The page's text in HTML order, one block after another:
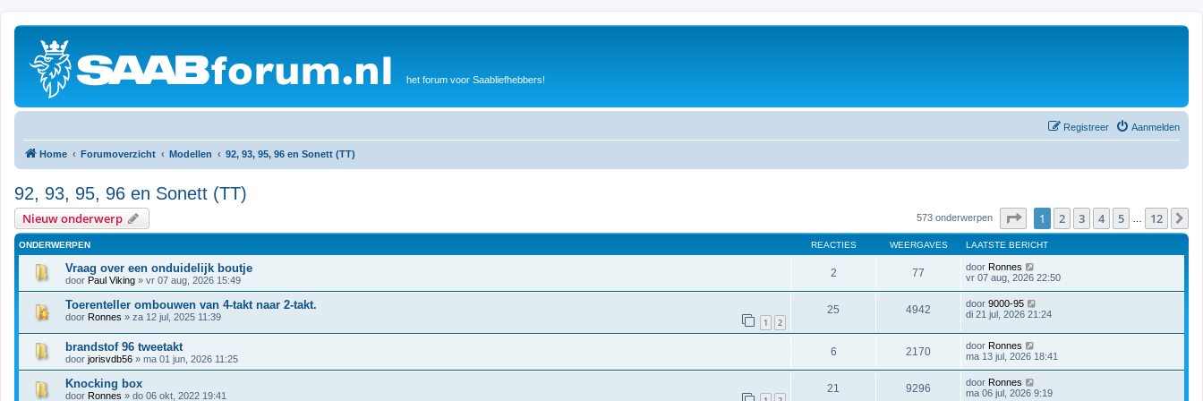
het forum voor Saabliefhebbers!
Aanmelden
Registreer
Home Forumoverzicht Modellen 92, 93, 95, 96 en Sonett (TT)
92, 93, 95, 96 en Sonett (TT)
Nieuw onderwerp 573 onderwerpen Pagina1 van 12
1 2 3 4 5 12
ONDERWERPEN REACTIES WEERGAVES LAATSTE BERICHT
Vraag over een onduidelijk boutje
door Paul Viking » vr 07 aug, 2026 15:49
2 77 door Ronnes
vr 07 aug, 2026 22:50
Toerenteller ombouwen van 4-takt naar 2-takt.
door Ronnes » za 12 jul, 2025 11:39 1 2
25 4942 door 9000-95
di 21 jul, 2026 21:24
brandstof 96 tweetakt
door jorisvdb56 » ma 01 jun, 2026 11:25
6 2170 door Ronnes
ma 13 jul, 2026 18:41
Knocking box
door Ronnes » do 06 okt, 2022 19:41
21 9296 door Ronnes
ma 06 jul, 2026 9:19